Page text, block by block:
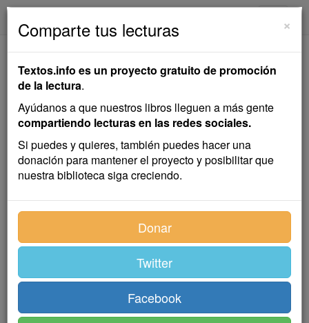
En la Calle
Manuel Gutiérrez Nájera
Cuento
Calle abajo, calle abajo por uno de esos barrios que
los carruajes atraviesan rumbo a Peralvillo, hay una
casa pobre, sin cortinas de sol en los balcones ni
visillos de encaje en las vidrieras, deslavazada y
carcomida por las aguas llovedizas, que despintaron
sus paredes blancas, torcieron con su peso los
canales, y hasta llenaron de hongos y de moho la
cornisa granujienta de las ventanas. Yo, que transito
poco o nada por aquellos barrios, fijaba la mirada con
×
Comparte tus lecturas
Textos.info es un proyecto gratuito de promoción
de la lectura.
Ayúdanos a que nuestros libros lleguen a más gente
compartiendo lecturas en las redes sociales.
Si puedes y quieres, también puedes hacer una
donación para mantener el proyecto y posibilitar que
nuestra biblioteca siga creciendo.
Donar
Twitter
Facebook